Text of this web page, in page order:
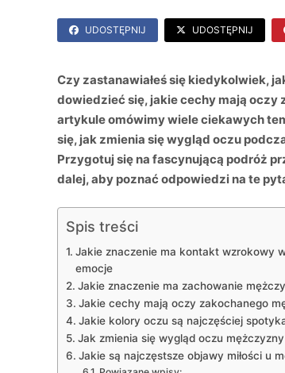
UDOSTĘPNIJ UDOSTĘPNIJ
Czy zastanawiałeś się kiedykolwiek,
dowiedzieć się, jakie cechy mają oczy
artykule omówimy wiele ciekawych
się, jak zmienia się wygląd oczu
Przygotuj się na fascynującą podróż
dalej, aby poznać odpowiedzi na te
Spis treści
Jakie znaczenie ma kontakt wzrokowy
emocje
Jakie znaczenie ma zachowanie
Jakie cechy mają oczy zakochanego
Jakie kolory oczu są najczęściej
Jak zmienia się wygląd oczu mężczyzny
Jakie są najczęstsze objawy miłości u